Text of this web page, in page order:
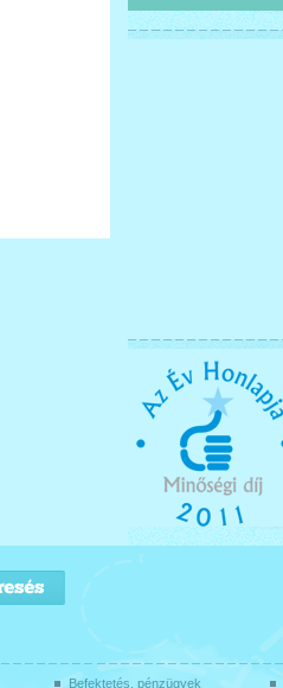
Befektetés, pénzügyek